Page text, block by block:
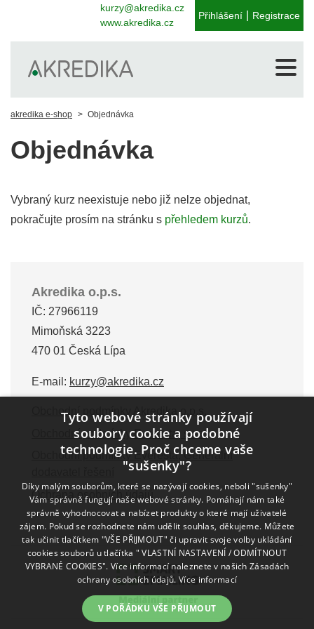
kurzy@akredika.cz
www.akredika.cz
Přihlášení Registrace
akredika e-shop Objednávka
Objednávka
Vybraný kurz neexistuje nebo již nelze objednat,
pokračujte prosím na stránku s přehledem kurzů.
Akredika o.p.s.
IČ: 27966119
Mimoňská 3223
470 01 Česká Lípa
E-mail: kurzy@akredika.cz
Obchodní podmínky Akredika o.p.s.
Obchodní podmínky Everesta, s.r.o.
Obchodní podmínky Everesta, Generální
Ochrana osobních údajů
Tyto webové stránky používají
soubory cookie a podobné
technologie. Proč chceme vaše
"sušenky"?
Díky malým souborům, které se nazývají cookies, neboli "sušenky"
Vám správně fungují naše webové stránky. Pomáhají nám také
správně vyhodnocovat a nabízet produkty o které mají uživatelé
zájem. Pokud se rozhodnete nám udělit souhlas, děkujeme. Můžete
tak učinit tlačítkem "VŠE PŘIJMOUT" či upravit svoje volby ukládání
cookies souborů u tlačítka " VLASTNÍ NASTAVENÍ / ODMÍTNOUT
VYBRANÉ COOKIES". Více informací naleznete v našich Zásadách
ochrany osobních údajů. Více informací
V POŘÁDKU VŠE PŘIJMOUT